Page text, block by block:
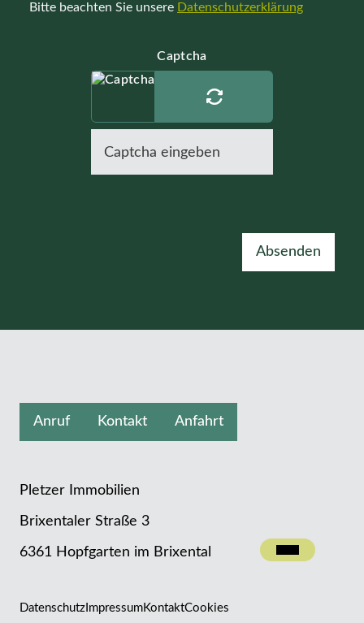
Bitte beachten Sie unsere Datenschutzerklärung
Captcha
Absenden
Anruf Kontakt Anfahrt
Pletzer Immobilien
Brixentaler Straße 3
6361 Hopfgarten im Brixental Kontakt
Datenschutz ImpressumKontaktCookies